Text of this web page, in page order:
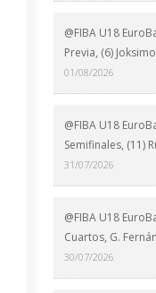
@FIBA U18
Previa, (6)
01/08/2026
@FIBA U18
Semifinales, (11)
31/07/2026
@FIBA U18
Cuartos, G.
30/07/2026